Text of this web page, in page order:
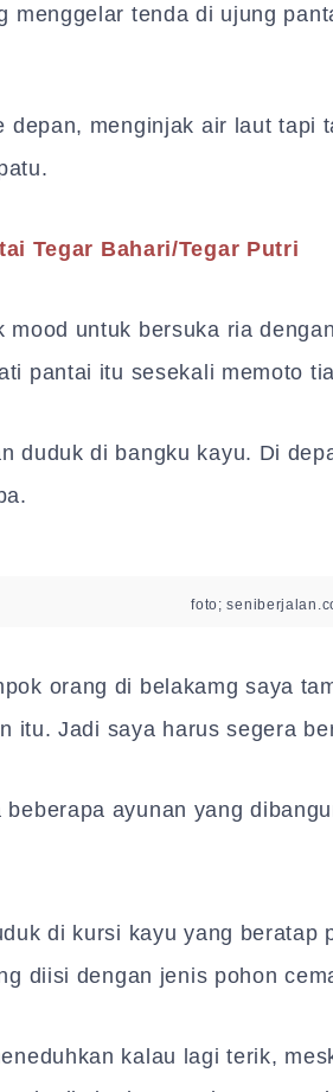
menggelar tenda di ujung
depan, menginjak air laut tapi
Tegar Bahari/Tegar Putri
mood untuk bersuka ria
pantai itu sesekali memoto
duduk di bangku kayu. Di
foto;
orang di belakamg saya
itu. Jadi saya harus segera
beberapa ayunan yang
di kursi kayu yang beratap
diisi dengan jenis pohon
kalau lagi terik,